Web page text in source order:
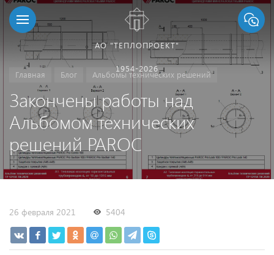
АО "ТЕПЛОПРОЕКТ"
1954-2026
Главная Блог Альбомы технических решений
Закончены работы над
Альбомом технических
решений PAROC
26 февраля 2021 5404